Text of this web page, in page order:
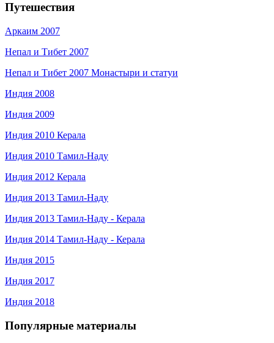
Путешествия
Аркаим 2007
Непал и Тибет 2007
Непал и Тибет 2007 Монастыри и статуи
Индия 2008
Индия 2009
Индия 2010 Керала
Индия 2010 Тамил-Наду
Индия 2012 Керала
Индия 2013 Тамил-Наду
Индия 2013 Тамил-Наду - Керала
Индия 2014 Тамил-Наду - Керала
Индия 2015
Индия 2017
Индия 2018
Популярные материалы